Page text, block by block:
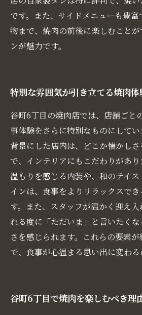
です。また、サイドメニューも豊
物まで、焼肉の前後に楽しむこと
ンが魅力です。
特別な雰囲気が引き立てる焼肉体
谷町6丁目の焼肉店では、店舗ごと
事体験をさらに特別なものにして
背景にした店内は、どこか懐かし
で、インテリアにもこだわりがあ
温もりを感じる内装や、和のテイ
インは、食事をよりリラックスで
す。また、スタッフが温かく迎え
れる度に「ただいま」と言いたく
さを感じられます。これらの要素
で、食事が心温まる思い出に変わる
谷町6丁目で焼肉を楽しむべき理